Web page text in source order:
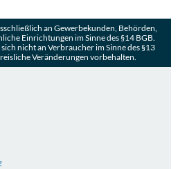
an Gewerbekunden, Behörden,
Einrichtungen im Sinne des §14 BGB.
nicht an Verbraucher im Sinne des §13
Veränderungen vorbehalten.